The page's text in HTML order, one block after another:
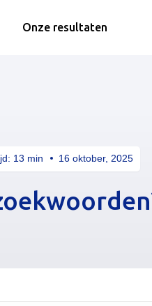
Onze resultaten
13 min 16 oktober, 2025